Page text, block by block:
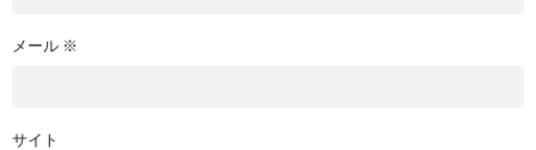
メール ※
サイト